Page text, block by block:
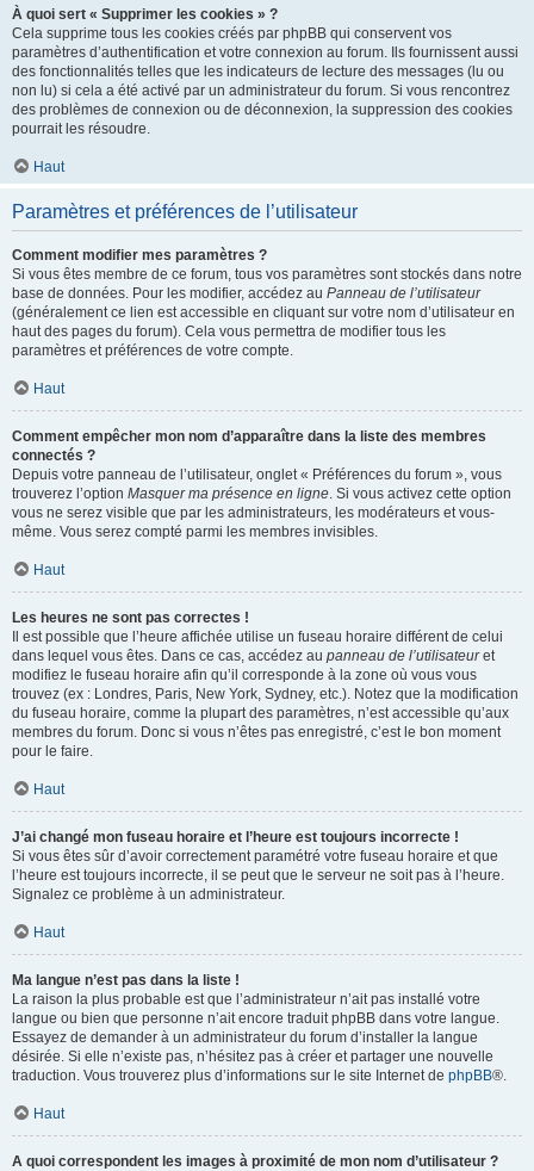
À quoi sert « Supprimer les cookies » ?
Cela supprime tous les cookies créés par phpBB qui conservent vos
paramètres d’authentification et votre connexion au forum. Ils fournissent aussi
des fonctionnalités telles que les indicateurs de lecture des messages (lu ou
non lu) si cela a été activé par un administrateur du forum. Si vous rencontrez
des problèmes de connexion ou de déconnexion, la suppression des cookies
pourrait les résoudre.
Haut
Paramètres et préférences de l’utilisateur
Comment modifier mes paramètres ?
Si vous êtes membre de ce forum, tous vos paramètres sont stockés dans notre
base de données. Pour les modifier, accédez au Panneau de l’utilisateur
(généralement ce lien est accessible en cliquant sur votre nom d’utilisateur en
haut des pages du forum). Cela vous permettra de modifier tous les
paramètres et préférences de votre compte.
Haut
Comment empêcher mon nom d’apparaître dans la liste des membres
connectés ?
Depuis votre panneau de l’utilisateur, onglet « Préférences du forum », vous
trouverez l’option Masquer ma présence en ligne. Si vous activez cette option
vous ne serez visible que par les administrateurs, les modérateurs et vous-
même. Vous serez compté parmi les membres invisibles.
Haut
Les heures ne sont pas correctes !
Il est possible que l’heure affichée utilise un fuseau horaire différent de celui
dans lequel vous êtes. Dans ce cas, accédez au panneau de l’utilisateuret
modifiez le fuseau horaire afin qu’il corresponde à la zone où vous vous
trouvez (ex : Londres, Paris, New York, Sydney, etc.). Notez que la modification
du fuseau horaire, comme la plupart des paramètres, n’est accessible qu’aux
membres du forum. Donc si vous n’êtes pas enregistré, c’est le bon moment
pour le faire.
Haut
J’ai changé mon fuseau horaire et l’heure est toujours incorrecte !
Si vous êtes sûr d’avoir correctement paramétré votre fuseau horaire et que
l’heure est toujours incorrecte, il se peut que le serveur ne soit pas à l’heure.
Signalez ce problème à un administrateur.
Haut
Ma langue n’est pas dans la liste !
La raison la plus probable est que l’administrateur n’ait pas installé votre
langue ou bien que personne n’ait encore traduit phpBB dans votre langue.
Essayez de demander à un administrateur du forum d’installer la langue
désirée. Si elle n’existe pas, n’hésitez pas à créer et partager une nouvelle
traduction. Vous trouverez plus d’informations sur le site Internet de phpBB®.
Haut
A quoi correspondent les images à proximité de mon nom d’utilisateur ?